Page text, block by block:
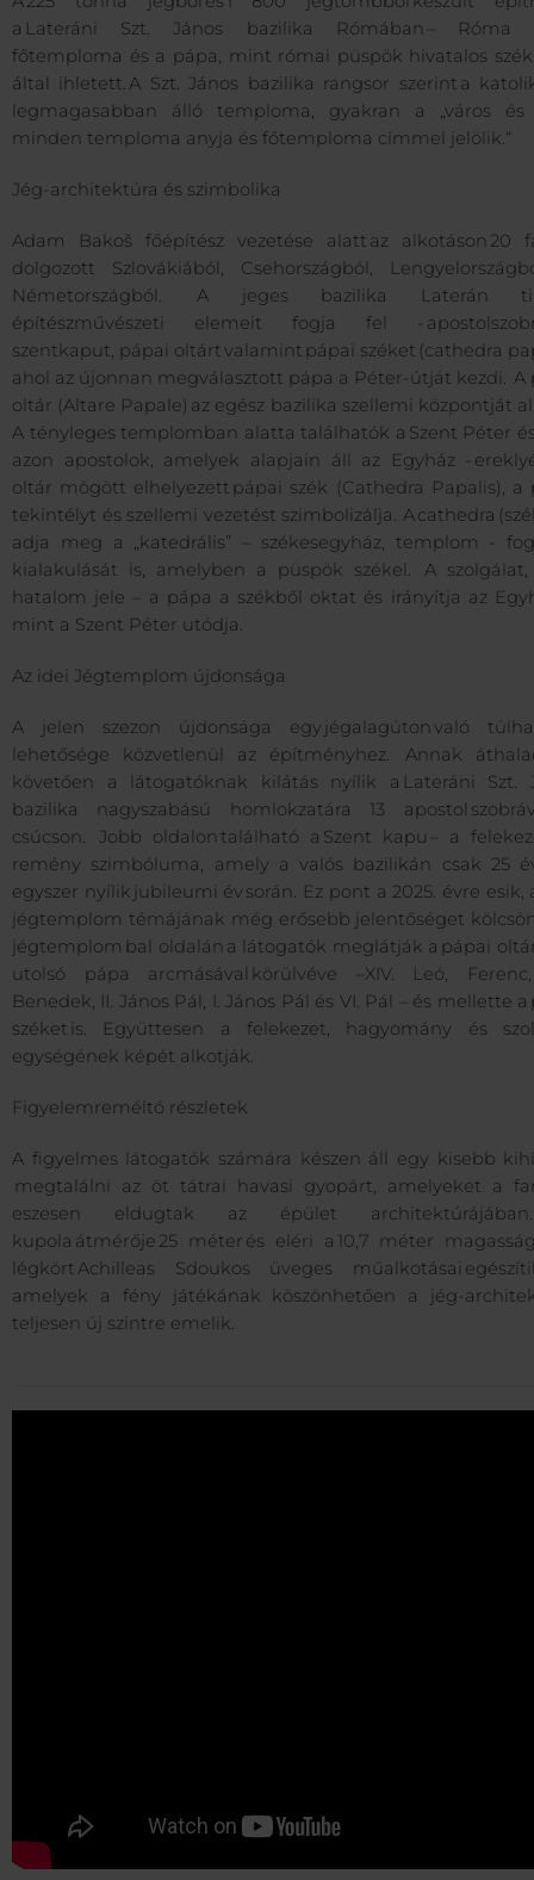
a Lateráni Szt. János bazilika Rómában – Róma
főtemploma és a pápa, mint római püspök hivatalos
által ihletett. A Szt. János bazilika rangsor szerint a
legmagasabban álló temploma, gyakran a „város és
minden temploma anyja és főtemploma címmel jelölik.“
Jég-architektúra és szimbolika
Adam Bakoš főépítész vezetése alatt az alkotáson 20
dolgozott Szlovákiából, Csehországból,
Németországból. A jeges bazilika Laterán
építészművészeti elemeit fogja fel -
szentkaput, pápai oltárt valamint pápai széket (cathedra
ahol az újonnan megválasztott pápa a Péter-útját kezdi. A
oltár (Altare Papale) az egész bazilika szellemi központját
A tényleges templomban alatta találhatók a Szent Péter és
azon apostolok, amelyek alapjain áll az Egyház -
oltár mögött elhelyezett pápai szék (Cathedra Papalis), a
tekintélyt és szellemi vezetést szimbolizálja. A cathedra
adja meg a „katedrális” – székesegyház, templom -
kialakulását is, amelyben a püspök székel. A
hatalom jele – a pápa a székből oktat és irányítja az
mint a Szent Péter utódja.
Az idei Jégtemplom újdonsága
A jelen szezon újdonsága egy jégalagúton való
lehetősége közvetlenül az építményhez. Annak
követően a látogatóknak kilátás nyílik a Lateráni Szt.
bazilika nagyszabású homlokzatára 13 apostol
csúcson. Jobb oldalon található a Szent kapu – a
remény szimbóluma, amely a valós bazilikán csak 25
egyszer nyílik jubileumi év során. Ez pont a 2025. évre esik,
jégtemplom témájának még erősebb jelentőséget
jégtemplom bal oldalán a látogatók meglátják a pápai
utolsó pápa arcmásával körülvéve –XIV. Leó,
Benedek, II. János Pál, I. János Pál és VI. Pál – és mellette a
széket is. Együttesen a felekezet, hagyomány és
egységének képét alkotják.
Figyelemreméltó részletek
A figyelmes látogatók számára készen áll egy kisebb
megtalálni az öt tátrai havasi gyopárt, amelyeket a
eszesen eldugtak az épület
kupola átmérője 25 méter és eléri a 10,7 méter
légkört Achilleas Sdoukos üveges műalkotásai
amelyek a fény játékának köszönhetően a jég-
teljesen új szintre emelik.